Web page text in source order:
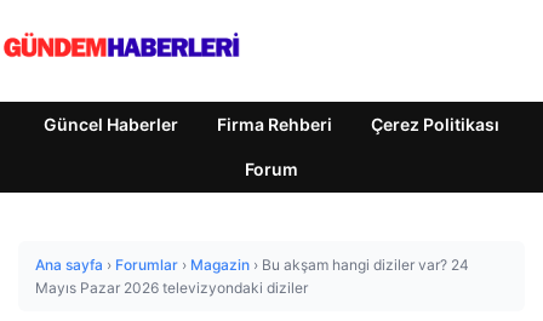
Güncel Haberler Firma Rehberi Çerez Politikası
Forum
Ana sayfa › Forumlar › Magazin › Bu akşam hangi diziler var? 24
Mayıs Pazar 2026 televizyondaki diziler